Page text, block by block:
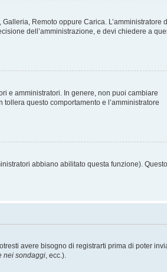
Remoto oppure Carica. L’amministratore
dell’amministrazione, e devi chiedere a
e amministratori. In genere, non puoi cambiare
questo comportamento e l’amministratore
abbiano abilitato questa funzione).
avere bisogno di registrarti prima di poter
nei sondaggi, ecc.).